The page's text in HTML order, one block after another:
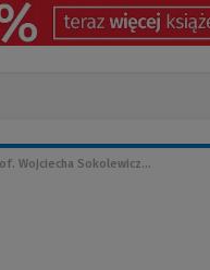
Wojciecha Sokolewicz...